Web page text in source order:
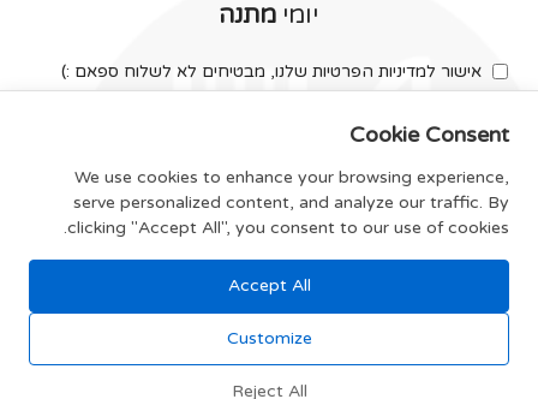
יומי מתנה
אישור למדיניות הפרטיות שלנו, מבטיחים לא לשלוח ספאם :)
צרפו אותי
תקנון האתר
Cookie Consent
We use cookies to enhance your browsing experience,
serve personalized content, and analyze our traffic. By
clicking "Accept All", you consent to our use of cookies.
Accept All
Customize
Reject All